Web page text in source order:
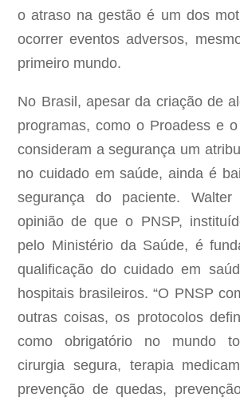
o atraso na gestão é um dos
ocorrer eventos adversos,
primeiro mundo.
No Brasil, apesar da criação de
programas, como o Proadess e
consideram a segurança um
no cuidado em saúde, ainda é
segurança do paciente.
opinião de que o PNSP,
pelo Ministério da Saúde, é
qualificação do cuidado em
hospitais brasileiros. “O PNSP
outras coisas, os protocolos
como obrigatório no mundo
cirurgia segura, terapia
prevenção de quedas,